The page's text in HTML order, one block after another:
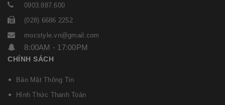
0903.887.600
(028) 6686 2252
mocstyle.vn@gmail.com
8:00AM - 17:00PM
CHÍNH SÁCH
Bảo Mật Thông Tin
Hình Thức Thanh Toán